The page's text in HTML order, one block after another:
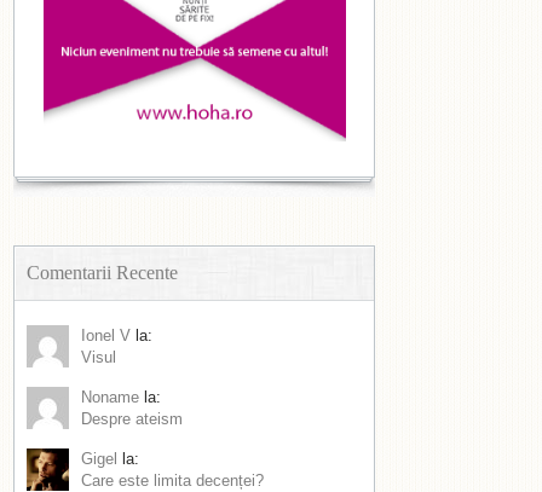
Comentarii Recente
Ionel V la:
Visul
Noname la:
Despre ateism
Gigel
la:
Care este limita decenței?